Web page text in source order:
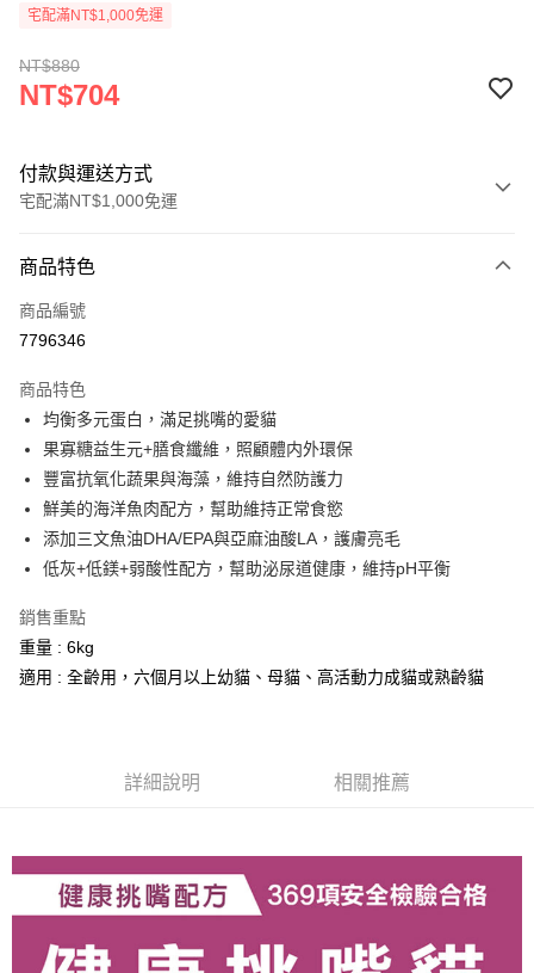
宅配滿NT$1,000免運
NT$880
NT$704
付款與運送方式
宅配滿NT$1,000免運
信用卡一次付款
LINE Pay
街口支付
悠遊付
ATM付款
運送方式
每筆NT$100，滿NT$1,000(含以上)免運費
商品特色
商品編號
7796346
商品特色
均衡多元蛋白，滿足挑嘴的愛貓
果寡糖益生元+膳食纖維，照顧體内外環保
豐富抗氧化蔬果與海藻，維持自然防護力
鮮美的海洋魚肉配方，幫助維持正常食慾
添加三文魚油DHA/EPA與亞麻油酸LA，護膚亮毛
低灰+低鎂+弱酸性配方，幫助泌尿道健康，維持pH平衡
銷售重點
重量 : 6kg
適用 : 全齡用，六個月以上幼貓、母貓、高活動力成貓或熟齡貓
詳細說明 相關推薦